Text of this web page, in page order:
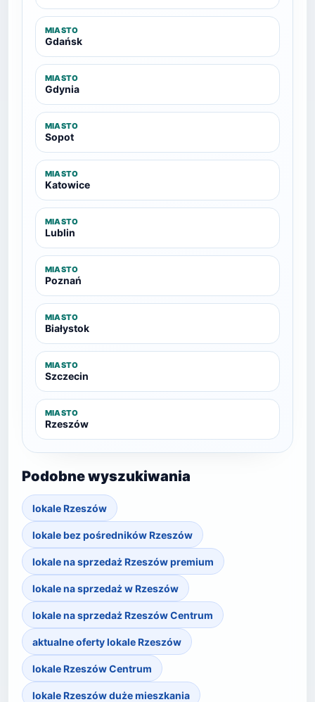
MIASTO
Gdańsk
MIASTO
Gdynia
MIASTO
Sopot
MIASTO
Katowice
MIASTO
Lublin
MIASTO
Poznań
MIASTO
Białystok
MIASTO
Szczecin
MIASTO
Rzeszów
Podobne wyszukiwania
lokale Rzeszów
lokale bez pośredników Rzeszów
lokale na sprzedaż Rzeszów premium
lokale na sprzedaż w Rzeszów
lokale na sprzedaż Rzeszów Centrum
aktualne oferty lokale Rzeszów
lokale Rzeszów Centrum
lokale Rzeszów duże mieszkania